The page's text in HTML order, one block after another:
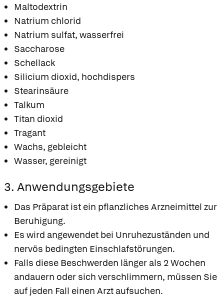
Maltodextrin
Natrium chlorid
Natrium sulfat, wasserfrei
Saccharose
Schellack
Silicium dioxid, hochdispers
Stearinsäure
Talkum
Titan dioxid
Tragant
Wachs, gebleicht
Wasser, gereinigt
3. Anwendungsgebiete
Das Präparat ist ein pflanzliches Arzneimittel zur
Beruhigung.
Es wird angewendet bei Unruhezuständen und
nervös bedingten Einschlafstörungen.
Falls diese Beschwerden länger als 2 Wochen
andauern oder sich verschlimmern, müssen Sie
auf jeden Fall einen Arzt aufsuchen.